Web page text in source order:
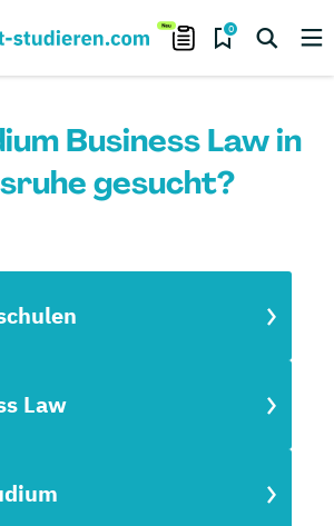
0
Business Law in
gesucht?
Law